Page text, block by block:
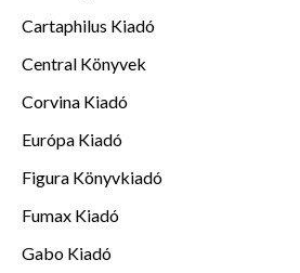
Cartaphilus Kiadó
Central Könyvek
Corvina Kiadó
Európa Kiadó
Figura Könyvkiadó
Fumax Kiadó
Gabo Kiadó